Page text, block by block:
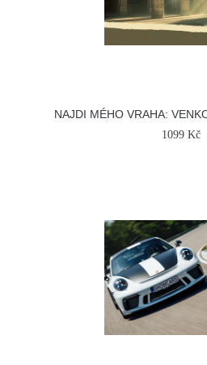
NAJDI MÉHO VRAHA:
1099 Kč